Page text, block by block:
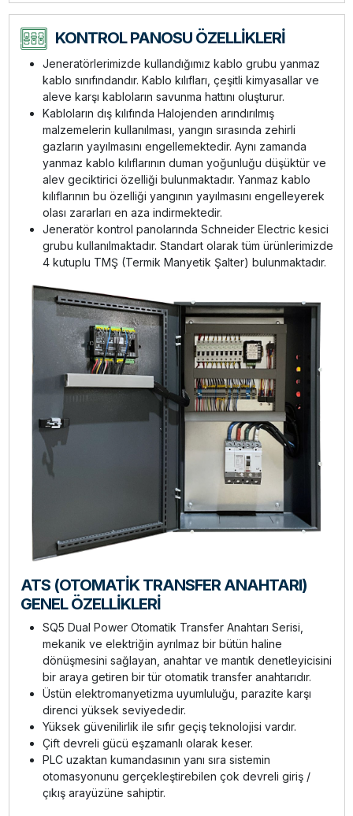
KONTROL PANOSU ÖZELLİKLERİ
Jeneratörlerimizde kullandığımız kablo grubu yanmaz
kablo sınıfındandır. Kablo kılıfları, çeşitli kimyasallar ve
aleve karşı kabloların savunma hattını oluşturur.
Kabloların dış kılıfında Halojenden arındırılmış
malzemelerin kullanılması, yangın sırasında zehirli
gazların yayılmasını engellemektedir. Aynı zamanda
yanmaz kablo kılıflarının duman yoğunluğu düşüktür ve
alev geciktirici özelliği bulunmaktadır. Yanmaz kablo
kılıflarının bu özelliği yangının yayılmasını engelleyerek
olası zararları en aza indirmektedir.
Jeneratör kontrol panolarında Schneider Electric kesici
grubu kullanılmaktadır. Standart olarak tüm ürünlerimizde
4 kutuplu TMŞ (Termik Manyetik Şalter) bulunmaktadır.
ATS (OTOMATİK TRANSFER ANAHTARI)
GENEL ÖZELLİKLERİ
SQ5 Dual Power Otomatik Transfer Anahtarı Serisi,
mekanik ve elektriğin ayrılmaz bir bütün haline
dönüşmesini sağlayan, anahtar ve mantık denetleyicisini
bir araya getiren bir tür otomatik transfer anahtarıdır.
Üstün elektromanyetizma uyumluluğu, parazite karşı
direnci yüksek seviyededir.
Yüksek güvenilirlik ile sıfır geçiş teknolojisi vardır.
Çift devreli gücü eşzamanlı olarak keser.
PLC uzaktan kumandasının yanı sıra sistemin
otomasyonunu gerçekleştirebilen çok devreli giriş /
çıkış arayüzüne sahiptir.